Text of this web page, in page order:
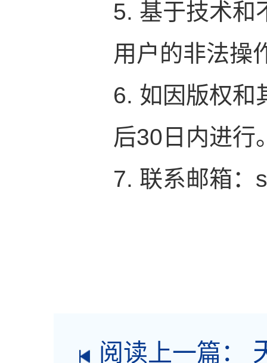
5. 基于技术和
用户的非法操
6. 如因版权和
后30日内进行
7. 联系邮箱
阅读上一篇：